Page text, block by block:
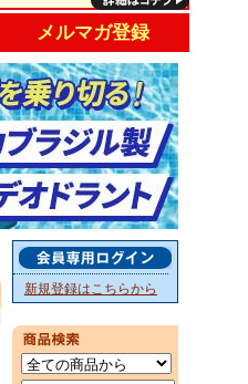
メルマガ登録
新規登録はこちらから